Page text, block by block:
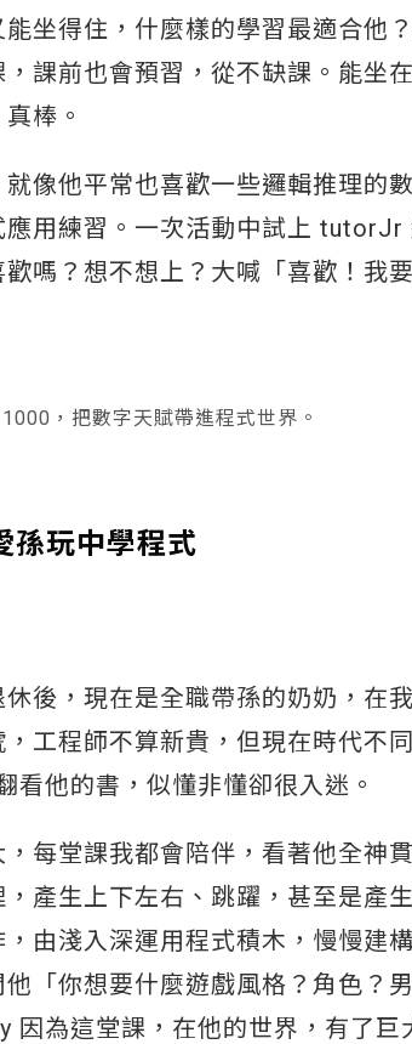
能坐得住，什麼樣的學習最適合
課前也會預習，從不缺課。能坐
棒。
像他平常也喜歡一些邏輯推理的
用練習。一次活動中試上
嗎？想不想上？大喊「喜歡！我
，把數字天賦帶進程式世界。
孫玩中學程式
後，現在是全職帶孫的奶奶，在
工程師不算新貴，但現在時代不
看他的書，似懂非懂卻很入迷。
每堂課我都會陪伴，看著他全神
產生上下左右、跳躍，甚至是產
由淺入深運用程式積木，慢慢建
「你想要什麼遊戲風格？角色？
因為這堂課，在他的世界，有了巨